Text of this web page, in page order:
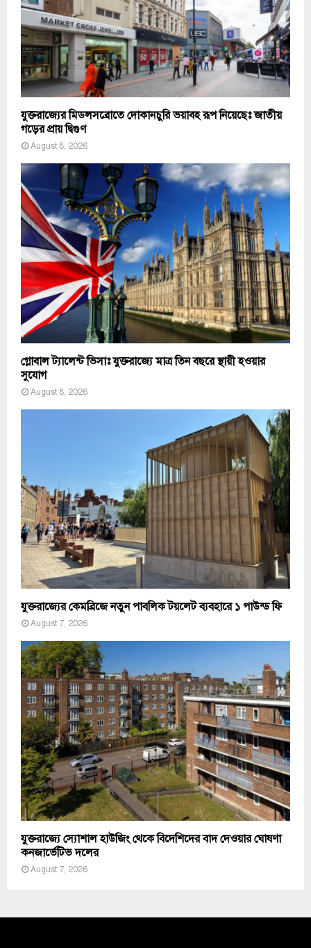
যুক্তরাজ্যের মিডলসব্রোতে দোকানচুরি ভয়াবহ রূপ নিয়েছেঃ জাতীয়
গড়ের প্রায় দ্বিগুণ
August 8, 2026
গ্লোবাল ট্যালেন্ট ভিসাঃ যুক্তরাজ্যে মাত্র তিন বছরে স্থায়ী হওয়ার
সুযোগ
August 8, 2026
যুক্তরাজ্যের কেমব্রিজে নতুন পাবলিক টয়লেট ব্যবহারে ১ পাউন্ড ফি
August 7, 2026
যুক্তরাজ্যে স্যোশাল হাউজিং থেকে বিদেশিদের বাদ দেওয়ার ঘোষণা
কনজার্ভেটিভ দলের
August 7, 2026